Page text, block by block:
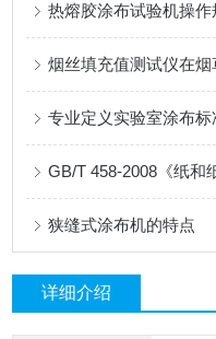
热熔胶涂布试验机操
烟丝填充值测试仪在
专业定义实验室涂布
狭缝式涂布机的特点
详细介绍